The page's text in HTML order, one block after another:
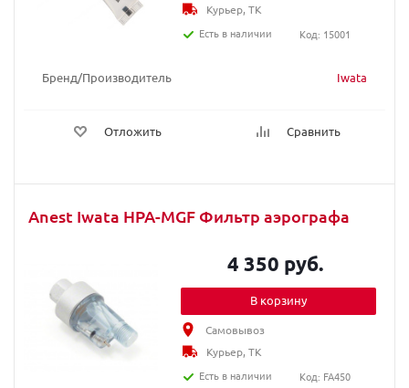
Бренд/Производитель Iwata
Отложить Сравнить
Курьер, ТК
Есть в наличии
Код: 15001
Anest Iwata HPA-MGF Фильтр аэрографа
4 350 руб.
В корзину
Самовывоз
Курьер, ТК
Есть в наличии
Код: FA450